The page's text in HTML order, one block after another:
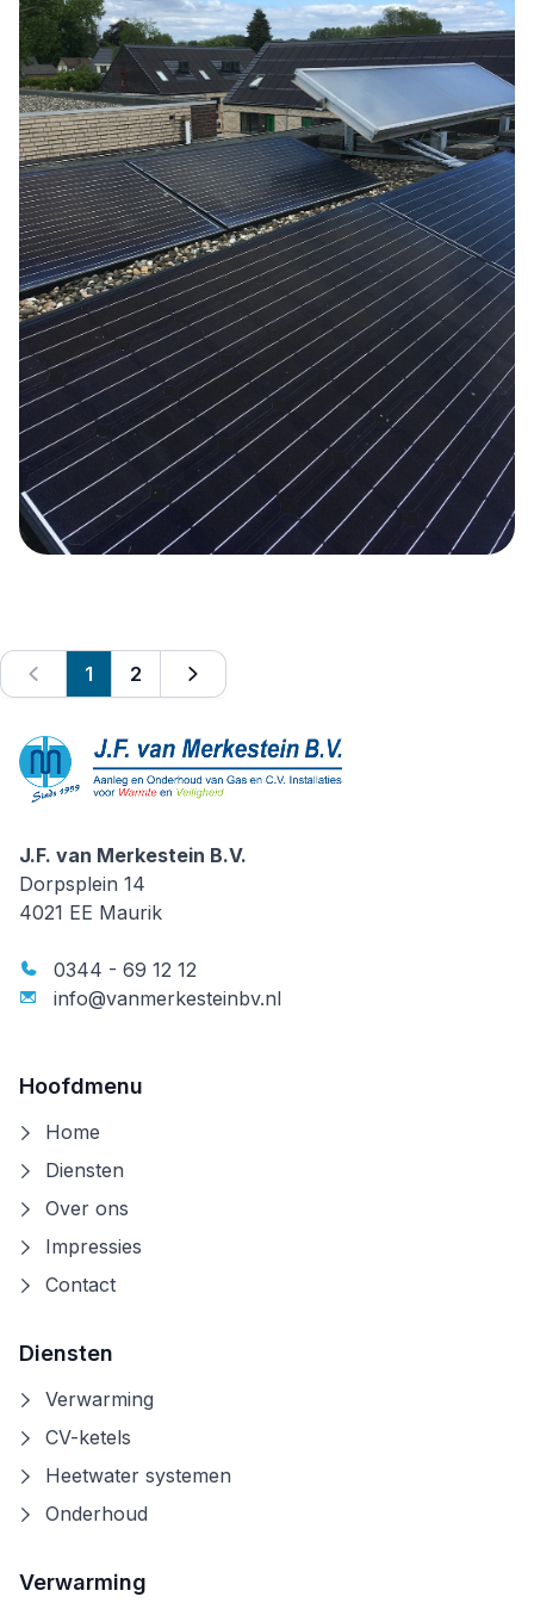
1 2
J.F. van Merkestein B.V.
J.F. van Merkestein B.V.
Dorpsplein 14
4021 EE Maurik
0344 - 69 12 12
info@vanmerkesteinbv.nl
Hoofdmenu
Home
Diensten
Over ons
Impressies
Contact
Diensten
Verwarming
CV-ketels
Heetwater systemen
Onderhoud
Verwarming